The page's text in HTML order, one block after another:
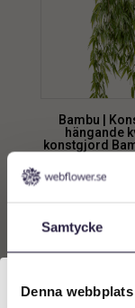
Samtycke
Denna
Bambu |
hängande
konstgjord